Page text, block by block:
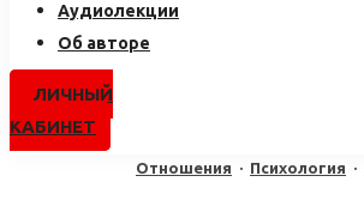
Аудиолекции
Об авторе
ЛИЧНЫЙ
КАБИНЕТ
Отношения · Психология ·